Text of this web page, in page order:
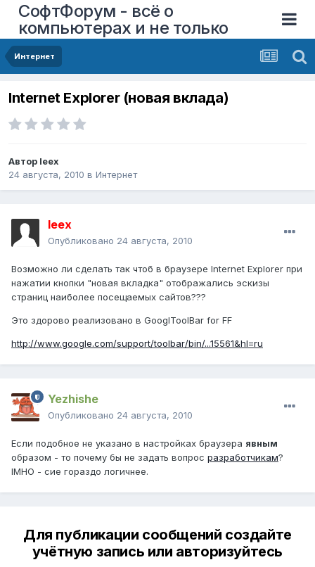
СофтФорум - всё о
компьютерах и не только
Интернет
Internet Explorer (новая вклада)
Автор leex
24 августа, 2010 в Интернет
leex
Опубликовано 24 августа, 2010
Возможно ли сделать так чтоб в браузере Internet Explorer при
нажатии кнопки "новая вкладка" отображались эскизы
страниц наиболее посещаемых сайтов???
Это здорово реализовано в GooglToolBar for FF
http://www.google.com/support/toolbar/bin/...15561&hl=ru
Yezhishe
Опубликовано 24 августа, 2010
Если подобное не указано в настройках браузера явным
образом - то почему бы не задать вопрос разработчикам?
IMHO - сие гораздо логичнее.
Для публикации сообщений создайте
учётную запись или авторизуйтесь